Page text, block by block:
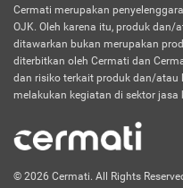
Cermati merupakan
OJK. Oleh karena itu, produk
ditawarkan bukan merupakan
diterbitkan oleh Cermati dan
dan risiko terkait produk dan/
melakukan kegiatan di sektor jasa
© 2026 Cermati. All Rights